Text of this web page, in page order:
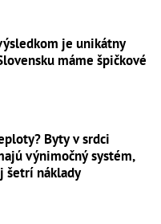
je unikátny
máme špičkové
Byty v srdci
výnimočný systém,
šetrí náklady